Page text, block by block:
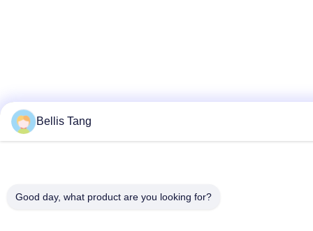
Bellis Tang
Good day, what product are you looking for?